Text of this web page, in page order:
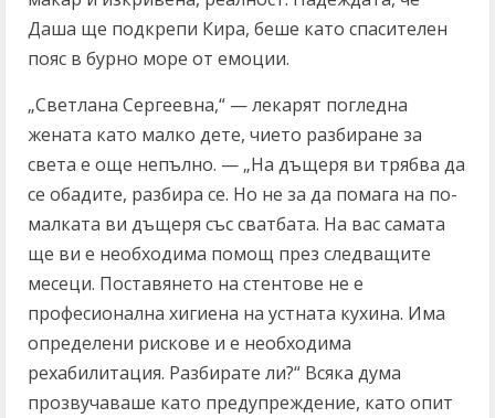
Даша ще подкрепи Кира, беше като спасителен
пояс в бурно море от емоции.
„Светлана Сергеевна,“ — лекарят погледна
жената като малко дете, чието разбиране за
света е още непълно. — „На дъщеря ви трябва да
се обадите, разбира се. Но не за да помага на по-
малката ви дъщеря със сватбата. На вас самата
ще ви е необходима помощ през следващите
месеци. Поставянето на стентове не е
професионална хигиена на устната кухина. Има
определени рискове и е необходима
рехабилитация. Разбирате ли?“ Всяка дума
прозвучаваше като предупреждение, като опит